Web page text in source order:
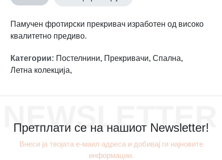
Памучен фротирски прекривач изработен од високо
квалитетно предиво.
Категории: Постелнини, Прекривачи, Спална,
Летна колекција,
NEWSLETTER
Претплати се на нашиот Newsletter!
Внеси ја твојата е-маил адреса и добивај ги најновите
информации.